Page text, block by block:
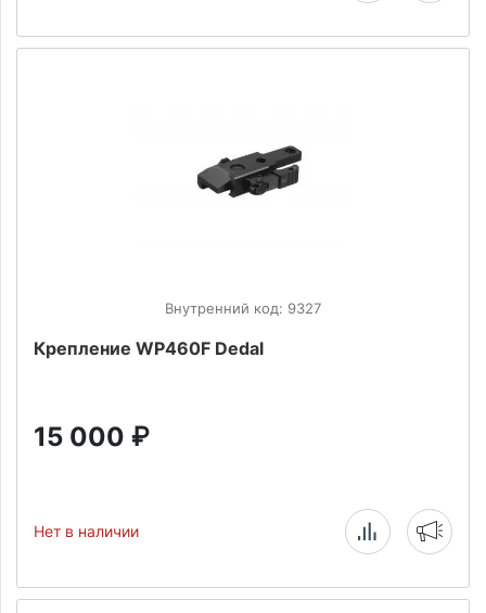
Внутренний код: 9327
Крепление WP460F Dedal
15 000 ₽
Нет в наличии